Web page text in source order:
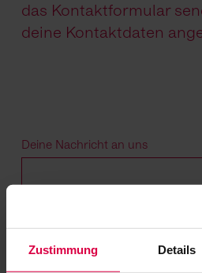
Zustimmung Details
das Kontaktformular
deine Kontaktdaten
Deine Nachricht an uns